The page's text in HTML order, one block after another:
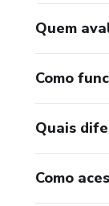
Quem
Como
Quais
Como